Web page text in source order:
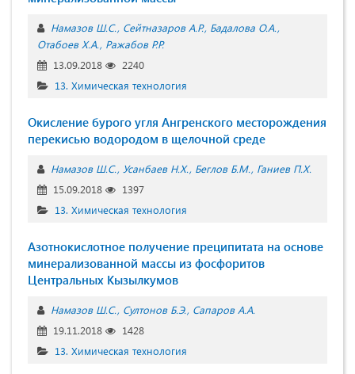
Намазов Ш.С. Сейтназаров А.Р. Бадалова О.А.
Отабоев Х.А. Ражабов Р.Р.
13.09.2018
2240
13. Химическая технология
Окисление бурого угля Ангренского месторождения
перекисью водородом в щелочной среде
Намазов Ш.С. Усанбаев Н.Х. Беглов Б.М. Ганиев П.Х.
15.09.2018
1397
13. Химическая технология
Азотнокислотное получение преципитата на основе
минерализованной массы из фосфоритов
Центральных Кызылкумов
Намазов Ш.С. Султонов Б.Э. Сапаров А.А.
19.11.2018
1428
13. Химическая технология